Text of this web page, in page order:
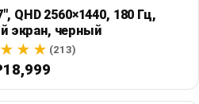
QHD 2560×1440, 180 Гц,
экран, черный
(213)